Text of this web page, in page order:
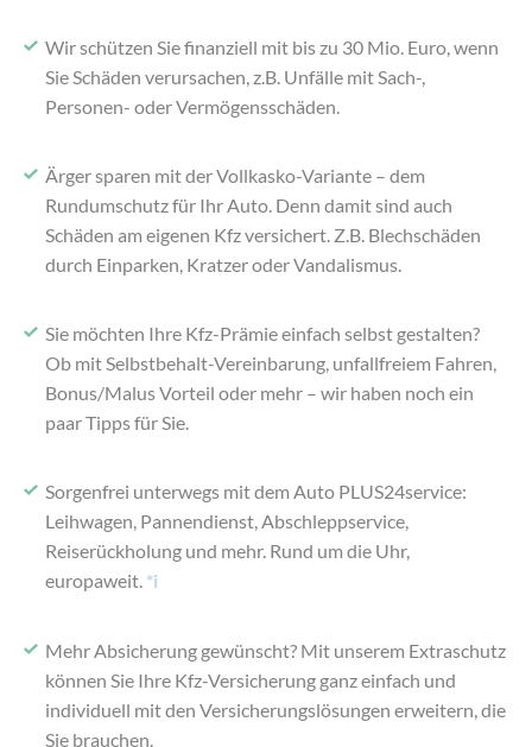
Wir schützen Sie finanziell mit bis zu 30 Mio. Euro, wenn
Sie Schäden verursachen, z.B. Unfälle mit Sach-,
Personen- oder Vermögensschäden.
Ärger sparen mit der Vollkasko-Variante – dem
Rundumschutz für Ihr Auto. Denn damit sind auch
Schäden am eigenen Kfz versichert. Z.B. Blechschäden
durch Einparken, Kratzer oder Vandalismus.
Sie möchten Ihre Kfz-Prämie einfach selbst gestalten?
Ob mit Selbstbehalt-Vereinbarung, unfallfreiem Fahren,
Bonus/Malus Vorteil oder mehr – wir haben noch ein
paar Tipps für Sie.
Sorgenfrei unterwegs mit dem Auto PLUS24service:
Leihwagen, Pannendienst, Abschleppservice,
Reiserückholung und mehr. Rund um die Uhr,
europaweit. *i
Mehr Absicherung gewünscht? Mit unserem Extraschutz
können Sie Ihre Kfz-Versicherung ganz einfach und
individuell mit den Versicherungslösungen erweitern, die
Sie brauchen.